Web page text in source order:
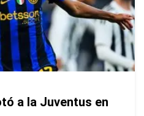
a la Juventus en